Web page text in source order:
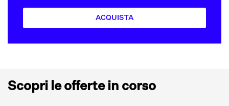
ACQUISTA
Scopri le offerte in corso